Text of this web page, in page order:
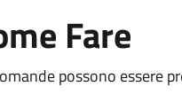
Fare
possono essere